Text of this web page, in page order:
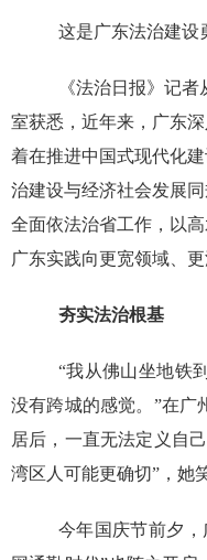
这是广东法治建设
《法治日报》记
室获悉，近年来，广东
着在推进中国式现代化
治建设与经济社会发展
全面依法治省工作，以
广东实践向更宽领域、更
夯实法治根基
“我从佛山坐地铁
没有跨城的感觉。”在广
居后，一直无法定义自
湾区人可能更确切”，她
今年国庆节前夕